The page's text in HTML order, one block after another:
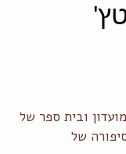
ובית ספר של
של